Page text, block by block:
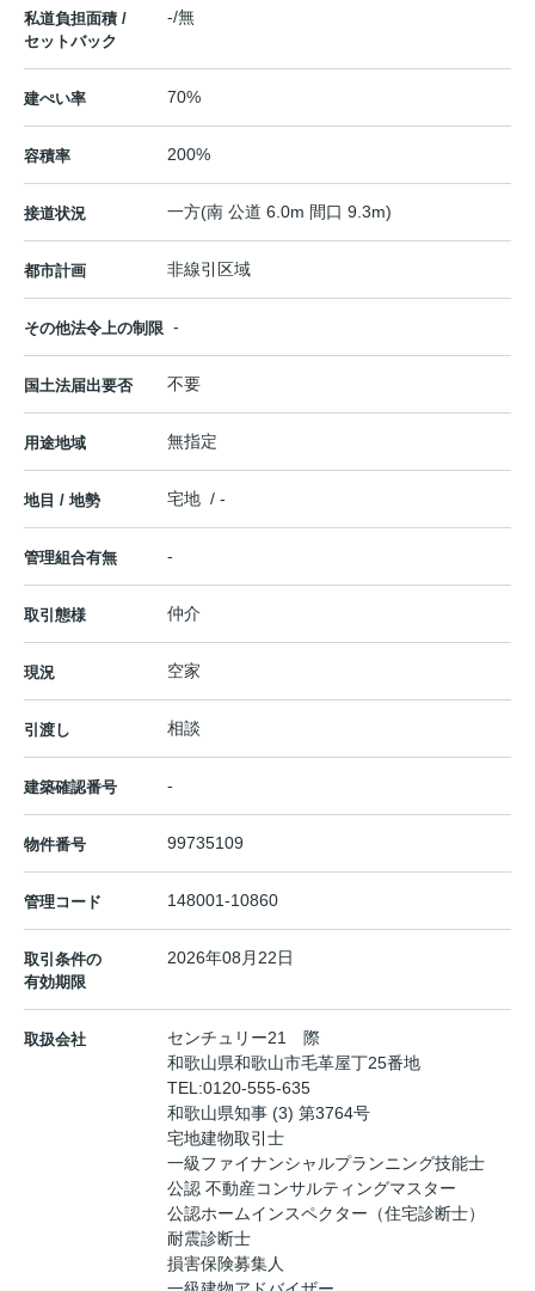
私道負担面積 /
セットバック
-/無
建ぺい率 70%
容積率 200%
接道状況 一方(南 公道 6.0m 間口 9.3m)
都市計画 非線引区域
その他法令上の制限 -
国土法届出要否 不要
用途地域 無指定
地目 / 地勢 宅地 / -
管理組合有無 -
取引態様 仲介
現況 空家
引渡し 相談
建築確認番号 -
物件番号 99735109
管理コード 148001-10860
取引条件の
有効期限
2026年08月22日
取扱会社
センチュリー21 際
和歌山県和歌山市毛革屋丁25番地
TEL:0120-555-635
和歌山県知事 (3) 第3764号
宅地建物取引士
一級ファイナンシャルプランニング技能士
公認 不動産コンサルティングマスター
公認ホームインスペクター（住宅診断士）
耐震診断士
損害保険募集人